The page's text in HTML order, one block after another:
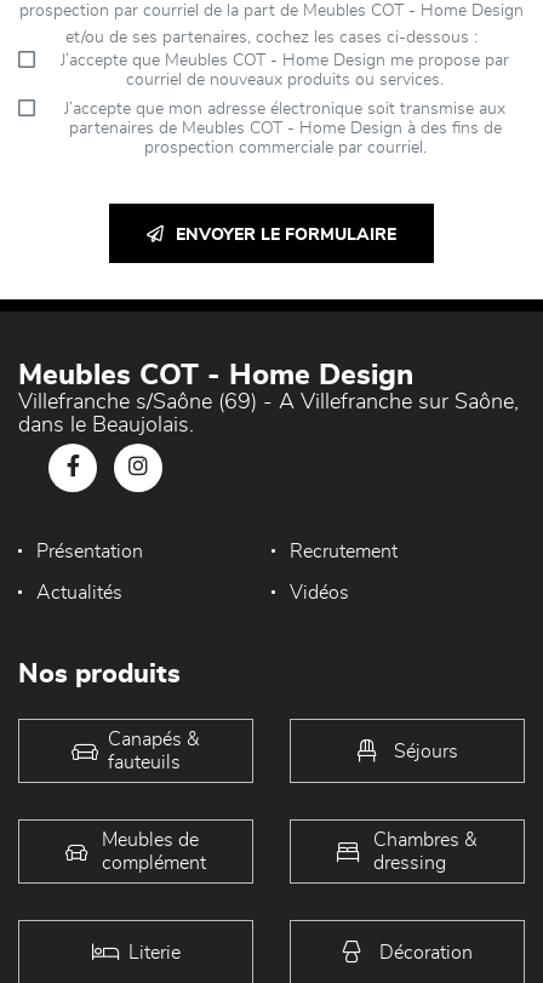
prospection par courriel de la part de Meubles COT - Home Design
et/ou de ses partenaires, cochez les cases ci-dessous :
J’accepte que Meubles COT - Home Design me propose par
courriel de nouveaux produits ou services.
J’accepte que mon adresse électronique soit transmise aux
partenaires de Meubles COT - Home Design à des fins de
prospection commerciale par courriel.
ENVOYER LE FORMULAIRE
Meubles COT - Home Design
Villefranche s/Saône (69) - A Villefranche sur Saône,
dans le Beaujolais.
Présentation Recrutement
Actualités Vidéos
Nos produits
Canapés &
fauteuils
Séjours
Meubles de
complément
Chambres &
dressing
Literie Décoration